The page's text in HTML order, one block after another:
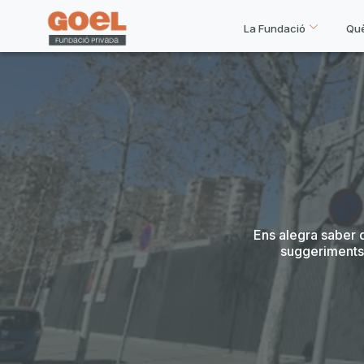
La Fundació
Ens alegra saber